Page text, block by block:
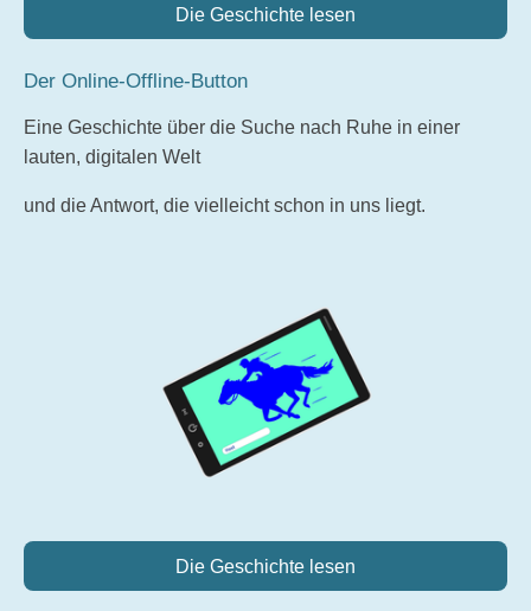
Die Geschichte lesen
Der Online-Offline-Button
Eine Geschichte über die Suche nach Ruhe in einer
lauten, digitalen Welt
und die Antwort, die vielleicht schon in uns liegt.
Die Geschichte lesen